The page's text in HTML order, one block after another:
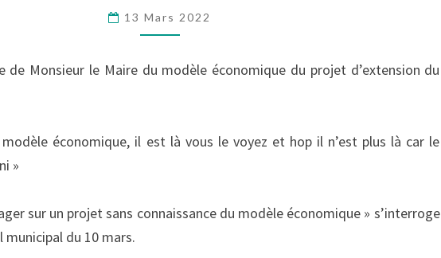
LE
DU
DU
DU
13 Mars 2022
de Monsieur le Maire du modèle économique du projet d’extension du
modèle économique, il est là vous le voyez et hop il n’est plus là car le
»
sur un projet sans connaissance du modèle économique » s’interroge
municipal du 10 mars.